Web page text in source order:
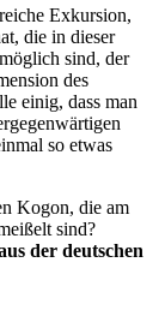
Exkursion,
die in dieser
sind, der
des
einig, dass man
so etwas
Kogon, die am
sind?
der deutschen